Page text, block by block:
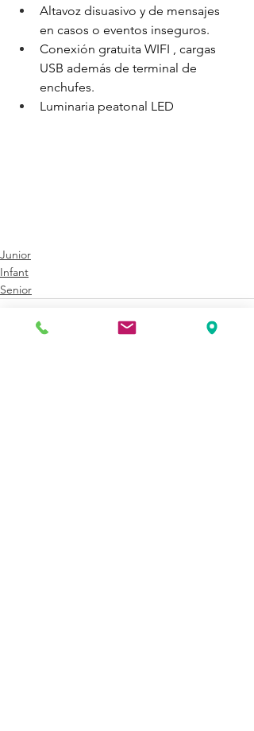
Altavoz disuasivo y de mensajes
en casos o eventos inseguros.
Conexión gratuita WIFI , cargas
USB además de terminal de
enchufes.
Luminaria peatonal LED
Junior
Infant
Senior